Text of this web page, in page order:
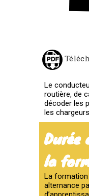
Le
routière, de
décoder les
les
la
La formation
alternance